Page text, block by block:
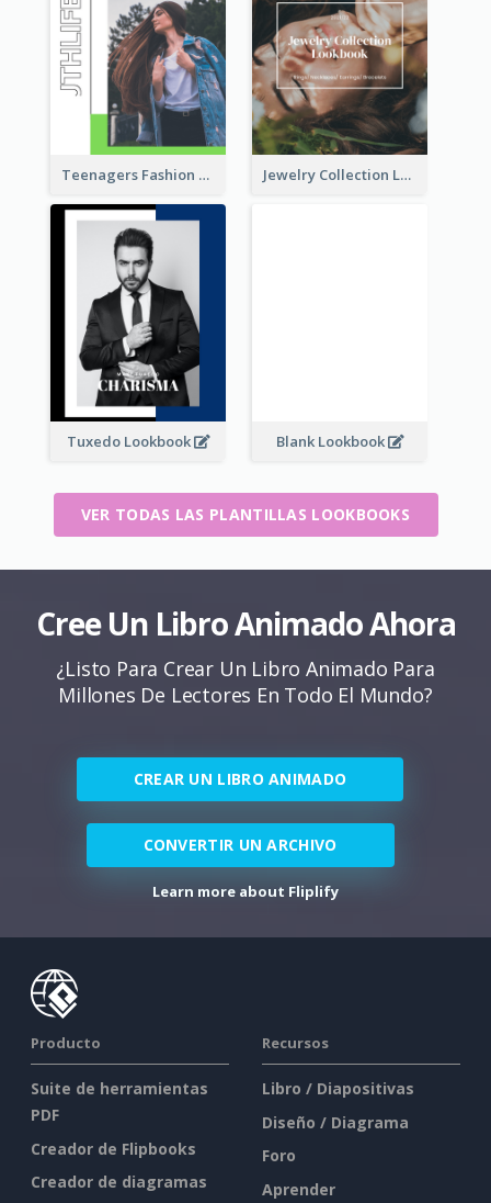
Teenagers Fashion Lookbook Jewelry Collection Lookbook
Tuxedo Lookbook Blank Lookbook
VER TODAS LAS PLANTILLAS LOOKBOOKS
Cree Un Libro Animado Ahora
¿Listo Para Crear Un Libro Animado Para
Millones De Lectores En Todo El Mundo?
CREAR UN LIBRO ANIMADO
CONVERTIR UN ARCHIVO
Learn more about Fliplify
Producto
Suite de herramientas
PDF
Creador de Flipbooks
Creador de diagramas
Recursos
Libro / Diapositivas
Diseño / Diagrama
Foro
Aprender